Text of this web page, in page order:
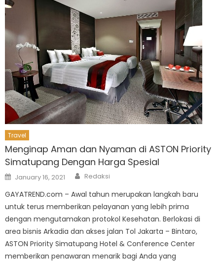
Travel
Menginap Aman dan Nyaman di ASTON Priority
Simatupang Dengan Harga Spesial
Posted
on
January 16, 2021 Author
Redaksi
GAYATREND.com – Awal tahun merupakan langkah baru
untuk terus memberikan pelayanan yang lebih prima
dengan mengutamakan protokol Kesehatan. Berlokasi di
area bisnis Arkadia dan akses jalan Tol Jakarta – Bintaro,
ASTON Priority Simatupang Hotel & Conference Center
memberikan penawaran menarik bagi Anda yang